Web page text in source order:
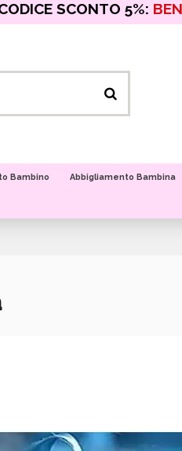
SCONTO 5%:
Bambino Abbigliamento Bambina